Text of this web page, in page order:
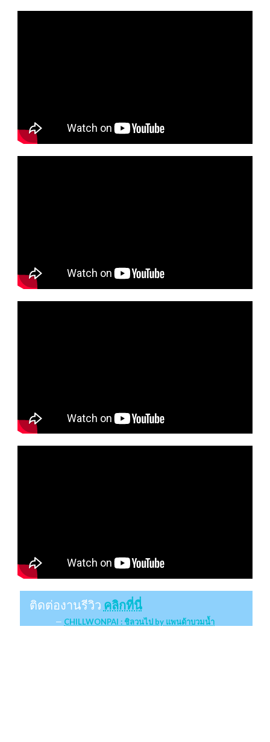
ติดต่องานรีวิว คลิกที่นี่
CHILLWONPAI : ชิลวนไป by แพนด้าบวมน้ำ